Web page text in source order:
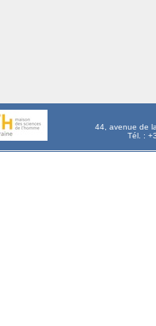
44, avenue de
Tél. :